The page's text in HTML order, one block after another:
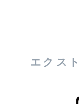
エクス